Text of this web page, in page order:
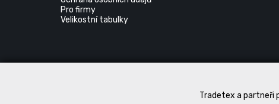
Tradetex a partneři
Pro firmy
Velikostní tabulky